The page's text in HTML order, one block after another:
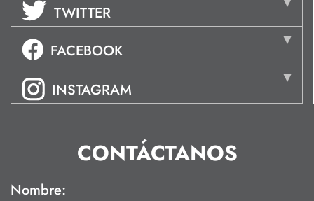
TWITTER
FACEBOOK
INSTAGRAM
CONTÁCTANOS
Nombre: